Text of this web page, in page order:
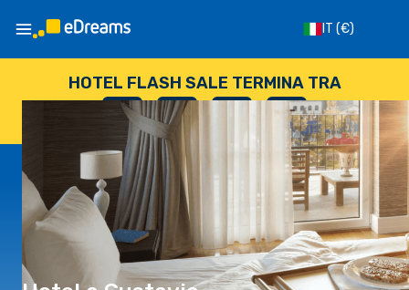
IT (€)
HOTEL FLASH SALE TERMINA TRA
--
GIORNI
: --
ORE
: --
SECONDI